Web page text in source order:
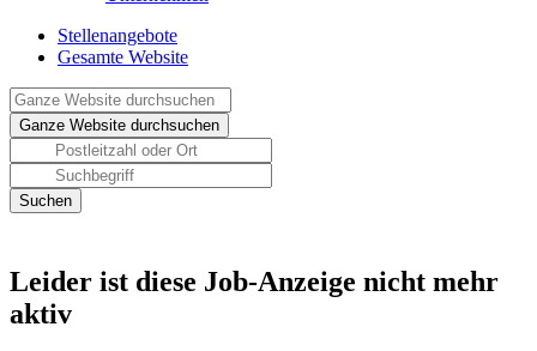
Stellenangebote
Gesamte Website
Leider ist diese Job-Anzeige nicht mehr
aktiv